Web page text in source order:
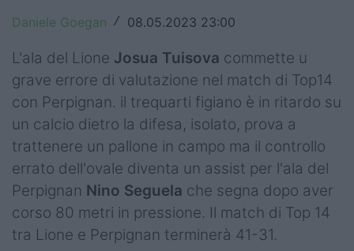
Challenge Cup
World Rugby
Rugby World Cup
Super Rugby
Rugby in TV
Mercato
Serie A Elite
Daniele Goegan / 08.05.2023 23:00
L'ala del Lione Josua Tuisova commette u
grave errore di valutazione nel match di Top14
con Perpignan. il trequarti figiano è in ritardo su
un calcio dietro la difesa, isolato, prova a
trattenere un pallone in campo ma il controllo
errato dell'ovale diventa un assist per l'ala del
Perpignan Nino Seguela che segna dopo aver
corso 80 metri in pressione. Il match di Top 14
tra Lione e Perpignan terminerà 41-31.